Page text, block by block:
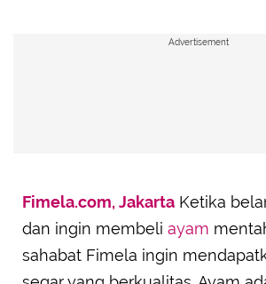
Advertisement
Fimela.com, Jakarta Ketika
dan ingin membeli ayam
sahabat Fimela ingin